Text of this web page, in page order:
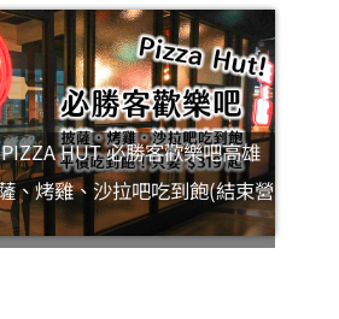
HUT 必勝客歡樂吧高雄
、烤雞、沙拉吧吃到飽(結束營